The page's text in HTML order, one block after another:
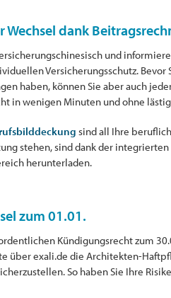
dank
und
Versicherungsschutz. Bevor
haben, können Sie aber auch
in wenigen Minuten und ohne
sind all Ihre
stehen, sind dank der
herunterladen.
zum 01.01.
Kündigungsrecht zum
über exali.de die Architekten-
So haben Sie Ihre